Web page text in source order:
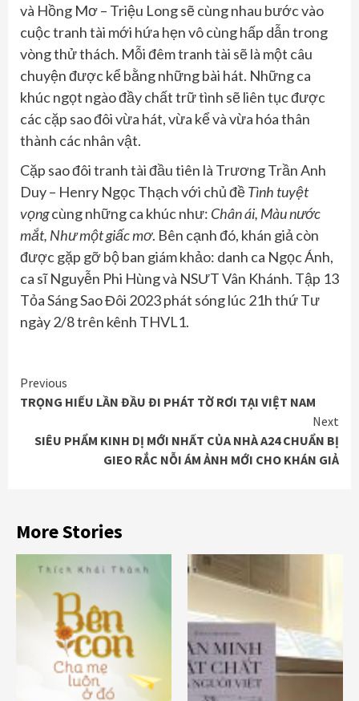
và Hồng Mơ – Triệu Long sẽ cùng nhau bước vào
cuộc tranh tài mới hứa hẹn vô cùng hấp dẫn trong
vòng thử thách. Mỗi đêm tranh tài sẽ là một câu
chuyện được kể bằng những bài hát. Những ca
khúc ngọt ngào đầy chất trữ tình sẽ liên tục được
các cặp sao đôi vừa hát, vừa kể và vừa hóa thân
thành các nhân vật.
Cặp sao đôi tranh tài đầu tiên là Trương Trần Anh
Duy – Henry Ngọc Thạch với chủ đềTình tuyệt
vọngcùng những ca khúc như: Chân ái, Màu nước
mắt, Như một giấc mơ. Bên cạnh đó, khán giả còn
được gặp gỡ bộ ban giám khảo: danh ca Ngọc Ánh,
ca sĩ Nguyễn Phi Hùng và NSƯT Vân Khánh. Tập 13
Tỏa Sáng Sao Đôi 2023 phát sóng lúc 21h thứ Tư
ngày 2/8 trên kênh THVL1.
Continue
Reading
Previous
TRỌNG HIẾU LẦN ĐẦU ĐI PHÁT TỜ RƠI TẠI VIỆT NAM
Next
SIÊU PHẨM KINH DỊ MỚI NHẤT CỦA NHÀ A24 CHUẨN BỊ
GIEO RẮC NỖI ÁM ẢNH MỚI CHO KHÁN GIẢ
More Stories